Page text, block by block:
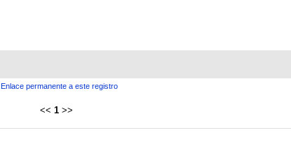
Enlace permanente a este registro
<< 1 >>